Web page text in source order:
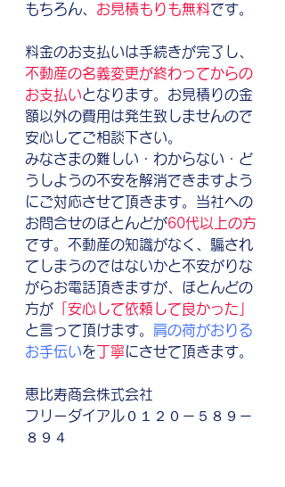
もちろん、 お見積もりも無料です。
料金のお支払いは手続きが完了し、
不動産の名義変更が終わってからの
お支払いとなります。お見積りの金
額以外の費用は発生致しませんので
安心してご相談下さい。
みなさまの難しい・わからない・ど
うしようの不安を解消できますよう
にご対応させて頂きます。当社への
お問合せのほとんどが60代以上の方
です。不動産の知識がなく、騙され
てしまうのではないかと不安がりな
がらお電話頂きますが、ほとんどの
方が 「安心して依頼して良かった」
と言って頂けます。 肩の荷がおりる
お手伝いを 丁寧にさせて頂きます。
恵比寿商会株式会社
フリーダイアル０１２０－５８９－
８９４